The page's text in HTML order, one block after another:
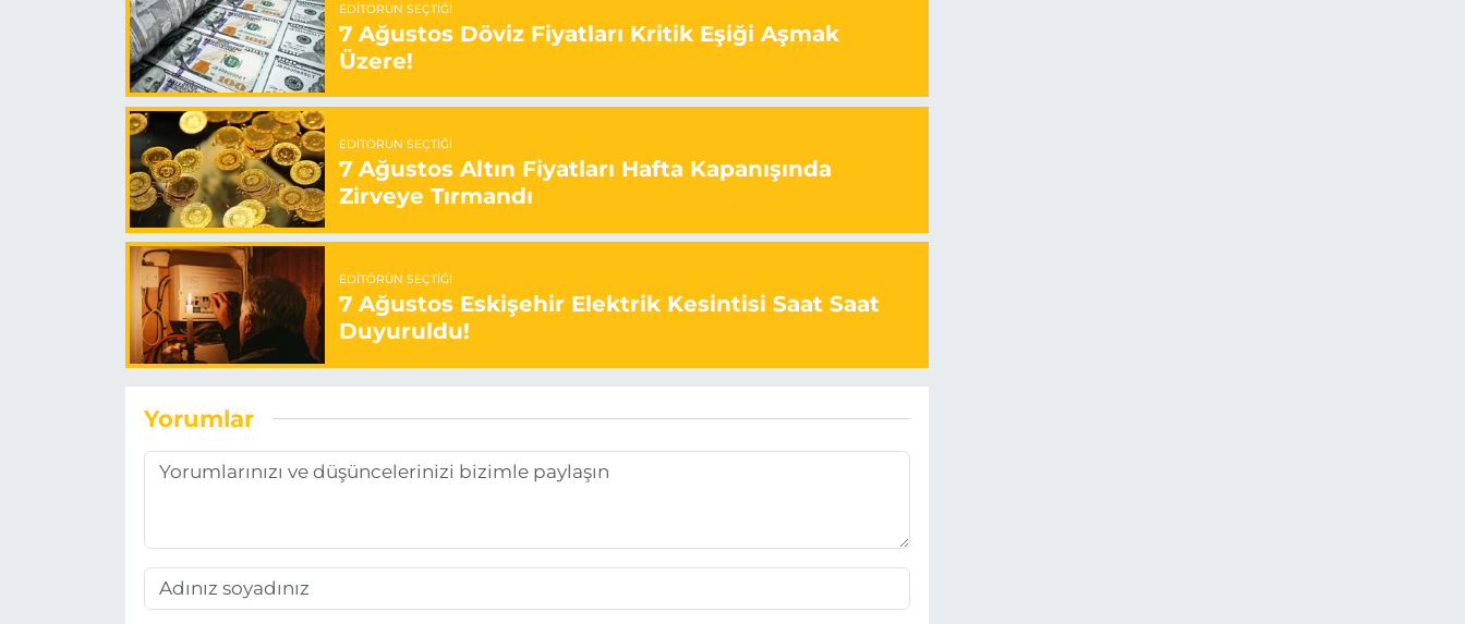
EDITÖRÜN SEÇTIĞI
7 Ağustos Döviz Fiyatları Kritik Eşiği Aşmak
Üzere!
EDITÖRÜN SEÇTIĞI
7 Ağustos Altın Fiyatları Hafta Kapanışında
Zirveye Tırmandı
EDITÖRÜN SEÇTIĞI
7 Ağustos Eskişehir Elektrik Kesintisi Saat Saat
Duyuruldu!
Yorumlar